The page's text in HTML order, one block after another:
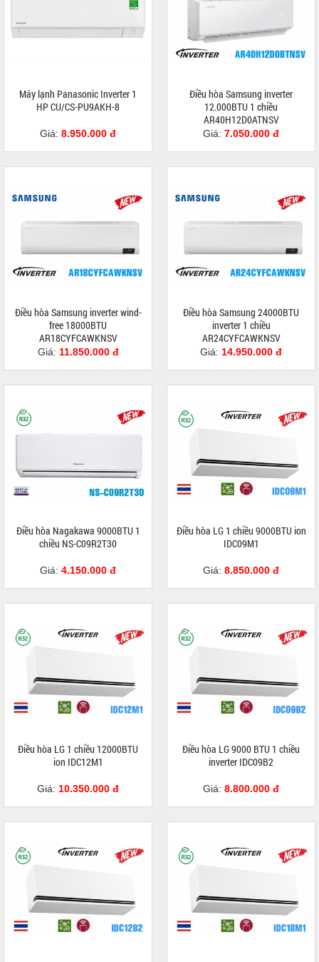
Máy lạnh Panasonic Inverter 1
HP CU/CS-PU9AKH-8
Giá: 8.950.000 đ
Điều hòa Samsung inverter
12.000BTU 1 chiều
AR40H12D0ATNSV
Giá: 7.050.000 đ
Điều hòa Samsung inverter wind-
free 18000BTU
AR18CYFCAWKNSV
Giá: 11.850.000 đ
Điều hòa Samsung 24000BTU
inverter 1 chiều
AR24CYFCAWKNSV
Giá: 14.950.000 đ
Điều hòa Nagakawa 9000BTU 1
chiều NS-C09R2T30
Giá: 4.150.000 đ
Điều hòa LG 1 chiều 9000BTU ion
IDC09M1
Giá: 8.850.000 đ
Điều hòa LG 1 chiều 12000BTU
ion IDC12M1
Giá: 10.350.000 đ
Điều hòa LG 9000 BTU 1 chiều
inverter IDC09B2
Giá: 8.800.000 đ